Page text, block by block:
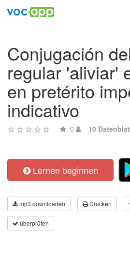
Conjugación
regular 'aliviar'
en pretérito
indicativo
0 10
Lernen beginnen
mp3 downloaden Drucken
überprüfen